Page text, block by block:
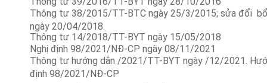
Thông tư 38/2015/TT-BTC ngày 25/3/2015; sửa đổi
ngày 20/04/2018.
Thông tư 14/2018/TT-BYT ngày 15/05/2018
Nghị định 98/2021/NĐ-CP ngày 08/11/2021
Thông tư hướng dẫn /2021/TT-BYT ngày /12/2021.
định 98/2021/NĐ-CP